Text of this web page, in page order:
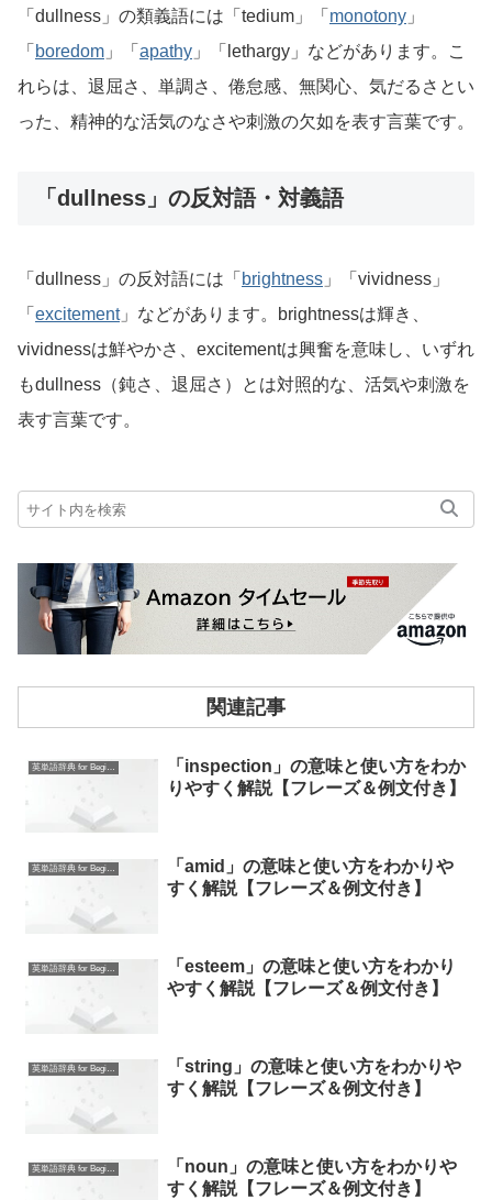
「dullness」の類義語には「tedium」「 monotony 」
「 boredom 」「 apathy 」「lethargy」などがあります。こ
れらは、退屈さ、単調さ、倦怠感、無関心、気だるさとい
った、精神的な活気のなさや刺激の欠如を表す言葉です。
「dullness」の反対語・対義語
「dullness」の反対語には「 brightness 」「vividness」
「 excitement」などがあります。brightnessは輝き、
vividnessは鮮やかさ、excitementは興奮を意味し、いずれ
もdullness（鈍さ、退屈さ）とは対照的な、活気や刺激を
表す言葉です。
関連記事
英単語辞典 for Beginners
「inspection」の意味と使い方をわか
りやすく解説【フレーズ＆例文付き】
英単語辞典 for Beginners
「amid」の意味と使い方をわかりや
すく解説【フレーズ＆例文付き】
英単語辞典 for Beginners
「esteem」の意味と使い方をわかり
やすく解説【フレーズ＆例文付き】
英単語辞典 for Beginners
「string」の意味と使い方をわかりや
すく解説【フレーズ＆例文付き】
英単語辞典 for Beginners
「noun」の意味と使い方をわかりや
すく解説【フレーズ＆例文付き】